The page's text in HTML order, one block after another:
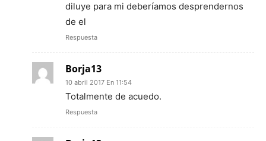
diluye para mi deberíamos desprendernos
de el
Respuesta
Borja13
10 abril 2017 En 11:54
Totalmente de acuedo.
Respuesta